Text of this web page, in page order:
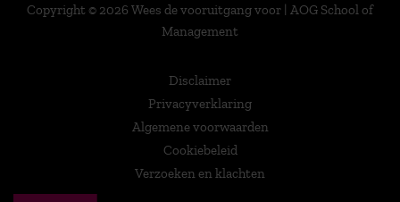
Copyright © 2026 Wees de vooruitgang voor | AOG School of
Management
Disclaimer
Privacyverklaring
Algemene voorwaarden
Cookiebeleid
Verzoeken en klachten